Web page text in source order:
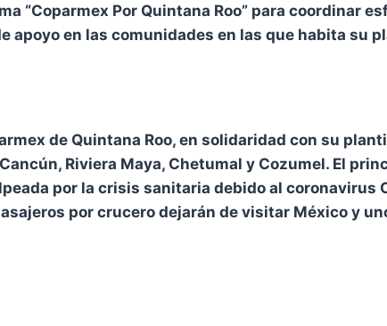
“Coparmex Por Quintana Roo” para coordinar
en las comunidades en las que habita su
de Quintana Roo, en solidaridad con su
Riviera Maya, Chetumal y Cozumel. El
por la crisis sanitaria debido al coronavirus
por crucero dejarán de visitar México y